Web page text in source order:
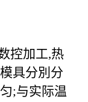
控加工,热
具分別分
;与实际温